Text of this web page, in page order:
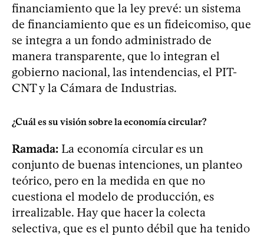
financiamiento que la ley prevé: un sistema
de financiamiento que es un fideicomiso, que
se integra a un fondo administrado de
manera transparente, que lo integran el
gobierno nacional, las intendencias, el PIT-
CNT y la Cámara de Industrias.
¿Cuál es su visión sobre la economía circular?
Ramada: La economía circular es un
conjunto de buenas intenciones, un planteo
teórico, pero en la medida en que no
cuestiona el modelo de producción, es
irrealizable. Hay que hacer la colecta
selectiva, que es el punto débil que ha tenido